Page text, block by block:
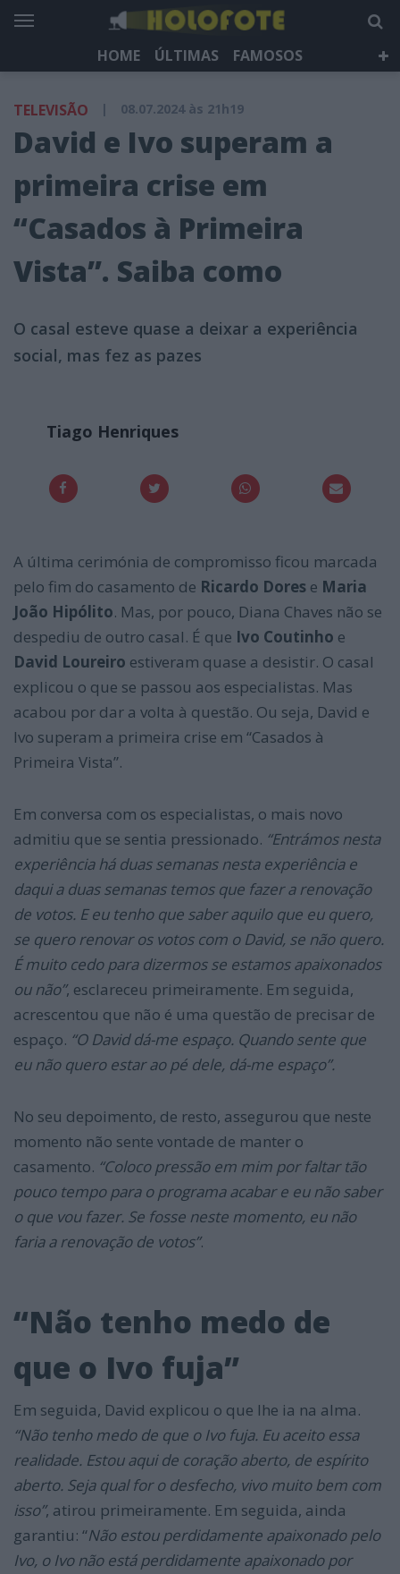
HOME ÚLTIMAS
FAMOSOS
HOLOFOTE TV
NEWSLETTER
TELEVISÃO | 08.07.2024 às 21h19
David e Ivo superam a
primeira crise em
“Casados à Primeira
Vista”. Saiba como
O casal esteve quase a deixar a experiência
social, mas fez as pazes
Tiago Henriques
A última cerimónia de compromisso ficou marcada
pelo fim do casamento de Ricardo Dores e Maria
João Hipólito. Mas, por pouco, Diana Chaves não se
despediu de outro casal. É que Ivo Coutinho e
David Loureiro estiveram quase a desistir. O casal
explicou o que se passou aos especialistas. Mas
acabou por dar a volta à questão. Ou seja, David e
Ivo superam a primeira crise em “Casados à
Primeira Vista”.
Em conversa com os especialistas, o mais novo
admitiu que se sentia pressionado. “Entrámos nesta
experiência há duas semanas nesta experiência e
daqui a duas semanas temos que fazer a renovação
de votos. E eu tenho que saber aquilo que eu quero,
se quero renovar os votos com o David, se não quero.
É muito cedo para dizermos se estamos apaixonados
ou não”, esclareceu primeiramente. Em seguida,
acrescentou que não é uma questão de precisar de
espaço. “O David dá-me espaço. Quando sente que
eu não quero estar ao pé dele, dá-me espaço”.
No seu depoimento, de resto, assegurou que neste
momento não sente vontade de manter o
casamento. “Coloco pressão em mim por faltar tão
pouco tempo para o programa acabar e eu não saber
o que vou fazer. Se fosse neste momento, eu não
faria a renovação de votos”.
“Não tenho medo de
que o Ivo fuja”
Em seguida, David explicou o que lhe ia na alma.
“Não tenho medo de que o Ivo fuja. Eu aceito essa
realidade. Estou aqui de coração aberto, de espírito
aberto. Seja qual for o desfecho, vivo muito bem com
isso”, atirou primeiramente. Em seguida, ainda
garantiu: “Não estou perdidamente apaixonado pelo
Ivo, o Ivo não está perdidamente apaixonado por